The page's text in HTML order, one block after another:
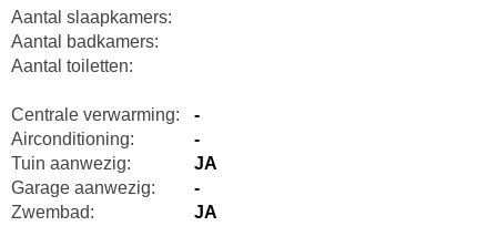
Aantal slaapkamers:
Aantal badkamers:
Aantal toiletten:
Centrale verwarming:
-
Airconditioning:
-
Tuin aanwezig:
JA
Garage aanwezig:
-
Zwembad:
JA